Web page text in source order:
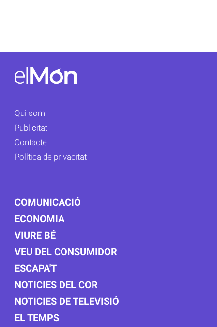
Qui som
Publicitat
Contacte
Política de privacitat
COMUNICACIÓ
ECONOMIA
VIURE BÉ
VEU DEL CONSUMIDOR
ESCAPA'T
NOTICIES DEL COR
NOTICIES DE TELEVISIÓ
EL TEMPS